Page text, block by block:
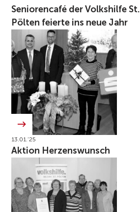
Seniorencafé der Volkshilfe St.
Pölten feierte ins neue Jahr
13.01.’25
Aktion Herzenswunsch